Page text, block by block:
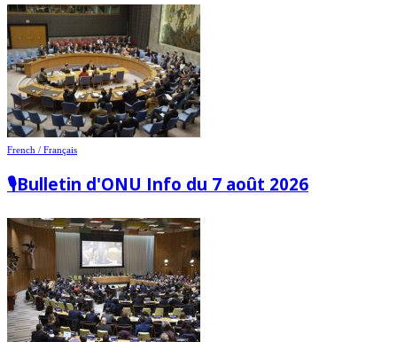
French / Français
🎙️Bulletin d'ONU Info du 7 août 2026